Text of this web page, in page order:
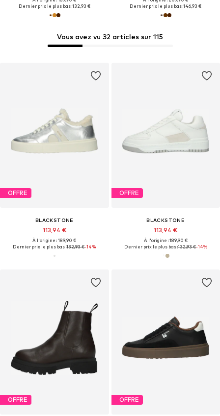
Vous avez vu 32 articles sur 115
Dernier prix le plus bas :132,93 €
Dernier prix le plus bas :146,93 €
OFFRE
BLACKSTONE
113,94 €
À l'origine : 189,90 €
Dernier prix le plus bas :132,93 €-14%
OFFRE
BLACKSTONE
113,94 €
À l'origine : 189,90 €
Dernier prix le plus bas :132,93 €-14%
OFFRE OFFRE